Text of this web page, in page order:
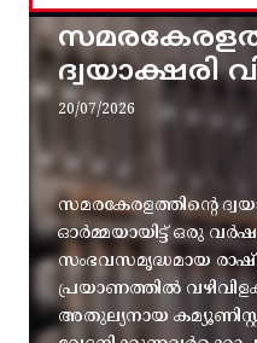
ദ്വയാക്ഷരി
20/07/2026
സമരകേരളത്തിൻ്റെ
ഓർമ്മയായിട്ട് ഒരു
സംഭവസമൃദ്ധമായ
പ്രയാണത്തിൽ
അതുല്യനായ